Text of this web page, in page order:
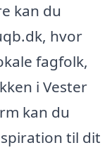
kan du
hvor
fagfolk,
i Vester
kan du
til dit